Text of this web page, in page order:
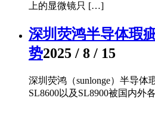
上的显微镜只 […]
深圳荧鸿半导体瑕
势2025 / 8 / 15
深圳荧鸿（sunlonge）半导体
SL8600以及SL8900被国内